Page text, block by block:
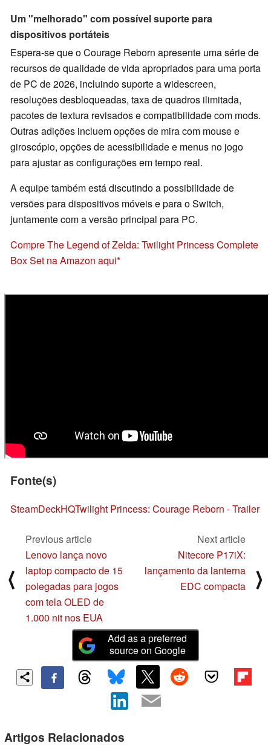
Um "melhorado" com possível suporte para
dispositivos portáteis
Espera-se que o Courage Reborn apresente uma série de
recursos de qualidade de vida apropriados para uma porta
de PC de 2026, incluindo suporte a widescreen,
resoluções desbloqueadas, taxa de quadros ilimitada,
pacotes de textura revisados e compatibilidade com mods.
Outras adições incluem opções de mira com mouse e
giroscópio, opções de acessibilidade e menus no jogo
para ajustar as configurações em tempo real.
A equipe também está discutindo a possibilidade de
versões para dispositivos móveis e para o Switch,
juntamente com a versão principal para PC.
Compre The Legend of Zelda: Twilight Princess Complete
Box Set na Amazon aqui
Fonte(s)
SteamDeckHQTwilight Princess: Courage Reborn - Trailer
⟨
Previous article
Lenovo lança novo
laptop compacto de 15
polegadas para jogos
com tela OLED de
1.000 nit nos EUA
Next article
Nitecore P17iX:
lançamento da lanterna
EDC compacta
⟩
Add as a preferred
source on Google
Artigos Relacionados